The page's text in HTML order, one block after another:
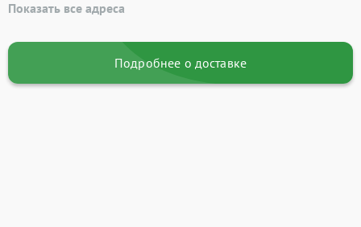
Показать все адреса
Подробнее о доставке